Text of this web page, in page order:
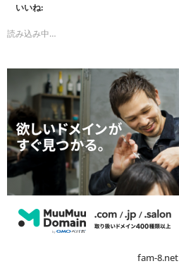
いいね:
読み込み中…
fam-8.net